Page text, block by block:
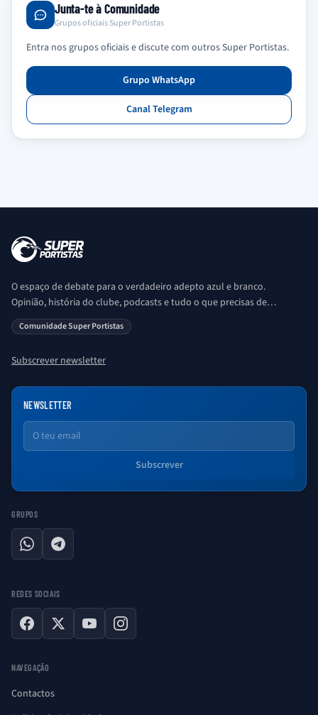
Junta-te à Comunidade
Grupos oficiais Super Portistas
Entra nos grupos oficiais e discute com outros Super Portistas.
Grupo WhatsApp
Canal Telegram
O espaço de debate para o verdadeiro adepto azul e branco.
Opinião, história do clube, podcasts e tudo o que precisas de
saber sobre o universo Porto. Ser Porto é aqui!
Comunidade Super Portistas
Subscrever newsletter
NEWSLETTER
Email
Subscrever
GRUPOS
WhatsAppTelegram
REDES SOCIAIS
Facebook
X YouTubeInstagram
NAVEGAÇÃO
Contactos